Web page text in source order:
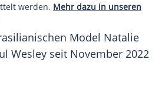
werden. Mehr dazu in unseren
Model Natalie
Wesley seit November 2022